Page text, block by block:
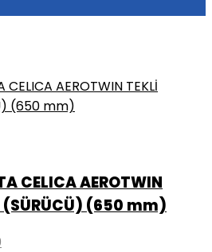
CELICA AEROTWIN
(SÜRÜCÜ) (650 mm)